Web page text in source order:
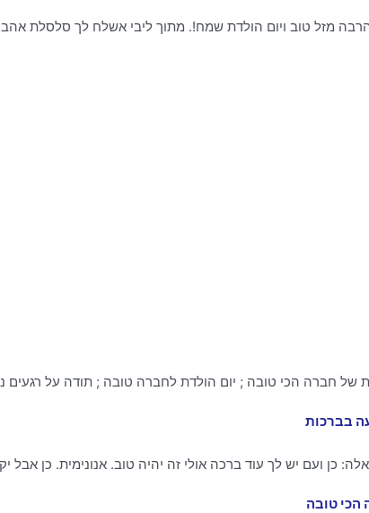
מזל טוב ויום הולדת שמח!. מתוך ליבי אשלח לך סלסלת
בברכות
כן ועם יש לך עוד ברכה אולי זה יהיה טוב. אנונימית. כן אבל
טובה